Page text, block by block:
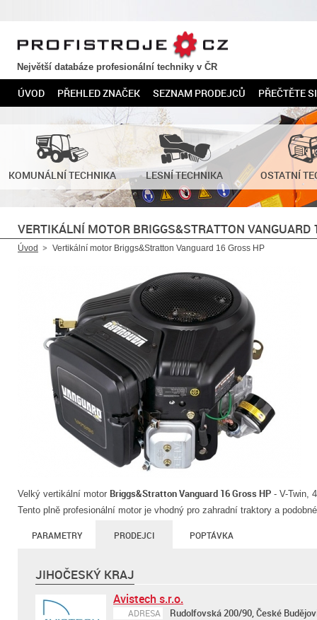
PROFISTROJE.CZ
Největší databáze profesionální techniky v ČR
ÚVOD PŘEHLED ZNAČEK SEZNAM PRODEJCŮ PŘEČTĚTE SI
KOMUNÁLNÍ TECHNIKA LESNÍ TECHNIKA OSTATNÍ
VERTIKÁLNÍ MOTOR BRIGGS&STRATTON VANGUARD
Úvod Vertikální motor Briggs&Stratton Vanguard 16 Gross HP
Velký vertikální motor Briggs&Stratton Vanguard 16 Gross HP - V-Twin,
Tento plně profesionální motor je vhodný pro zahradní traktory a
PARAMETRY PRODEJCI POPTÁVKA
JIHOČESKÝ KRAJ
Avistech s.r.o.
ADRESA Rudolfovská 200/90, České